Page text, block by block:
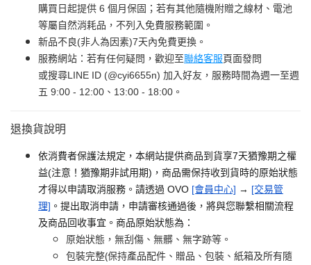
購買日起提供 6 個月保固；若有其他隨機附贈之線材、電池
等屬自然消耗品，不列入免費服務範圍。
新品不良(非人為因素)7天內免費更換。
服務網站：若有任何疑問，歡迎至聯絡客服頁面發問
或搜尋LINE ID (@cyi6655n) 加入好友，服務時間為週一至週
五 9:00 - 12:00、13:00 - 18:00。
退換貨說明
依消費者保護法規定，本網站提供商品到貨享7天猶豫期之權
益(注意！猶豫期非試用期)，商品需保持收到貨時的原始狀態
才得以申請取消服務。請透過 OVO [會員中心] → [交易管
理] 。提出取消申請，申請審核通過後，將與您聯繫相關流程
及商品回收事宜。商品原始狀態為：
原始狀態，無刮傷、無髒、無字跡等。
包裝完整(保持產品配件、贈品、包裝、紙箱及所有隨